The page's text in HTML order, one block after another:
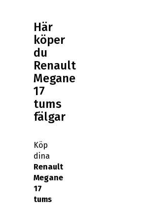
Här
köper
du
Renault
Megane
17
tums
fälgar
Köp
dina
Renault
Megane
17
tums